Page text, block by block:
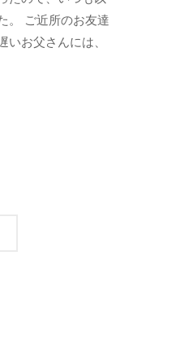
。 ご近所のお友達
いお父さんには、